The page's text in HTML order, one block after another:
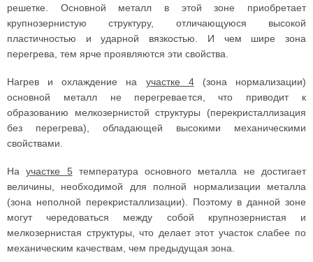
решетке. Основной металл в этой зоне приобретает
крупнозернистую структуру, отличающуюся высокой
пластичностью и ударной вязкостью. И чем шире зона
перегрева, тем ярче проявляются эти свойства.
Нагрев и охлаждение на участке 4(зона нормализации)
основной металл не перегревается, что приводит к
образованию мелкозернистой структуры (перекристаллизация
без перегрева), обладающей высокими механическими
свойствами.
Научастке 5температура основного металла не достигает
величины, необходимой для полной нормализации металла
(зона неполной перекристаллизации). Поэтому в данной зоне
могут чередоваться между собой крупнозернистая и
мелкозернистая структуры, что делает этот участок слабее по
механическим качествам, чем предыдущая зона.